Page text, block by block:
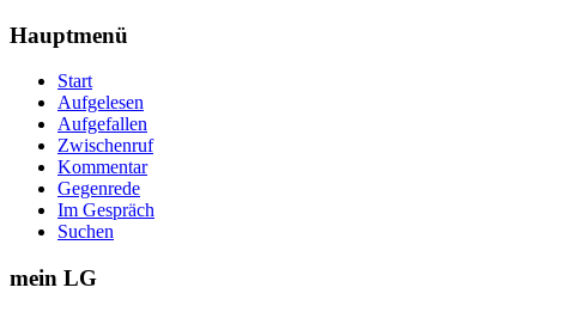
Hauptmenü
Start
Aufgelesen
Aufgefallen
Zwischenruf
Kommentar
Gegenrede
Im Gespräch
Suchen
mein LG